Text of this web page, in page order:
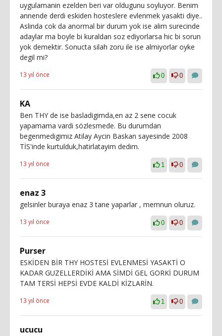
uygulamanin ezelden beri var oldugunu soyluyor. Benim
annende derdi eskiden hosteslere evlenmek yasakti diye..
Aslinda cok da anormal bir durum yok ise alim surecinde
adaylar ma boyle bi kuraldan soz ediyorlarsa hic bi sorun
yok demektir. Sonucta silah zoru ile ise almiyorlar oyke
degil mi?
13 yıl önce 0 0
KA
Ben THY de ise basladigimda,en az 2 sene cocuk
yapamama vardi sözlesmede. Bu durumdan
begenmedigimiz Atilay Aycin Baskan sayesinde 2008
TİS'inde kurtulduk,hatirlatayim dedim.
13 yıl önce 1 0
enaz 3
gelsinler buraya enaz 3 tane yaparlar , memnun oluruz.
13 yıl önce 0 0
Purser
ESKİDEN BİR THY HOSTESİ EVLENMESİ YASAKTİ O
KADAR GUZELLERDİKİ AMA SİMDİ GEL GORKİ DURUM
TAM TERSİ HEPSİ EVDE KALDİ KİZLARİN.
13 yıl önce 1 0
ucucu